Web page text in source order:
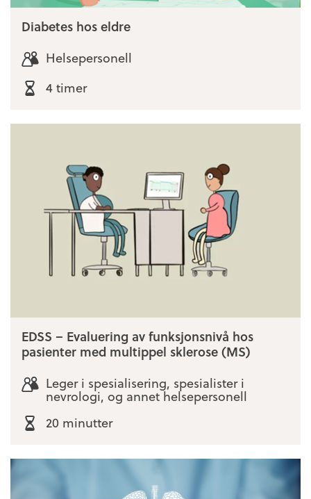
Diabetes hos eldre
Helsepersonell
4 timer
EDSS – Evaluering av funksjonsnivå hos
pasienter med multippel sklerose (MS)
Leger i spesialisering, spesialister i
nevrologi, og annet helsepersonell
20 minutter